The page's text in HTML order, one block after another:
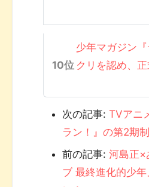
少年マガジン
クリを認め、正
次の記事: TVアニ
ラン！』の第2期
前の記事: 河島正×
ブ 最終進化的少